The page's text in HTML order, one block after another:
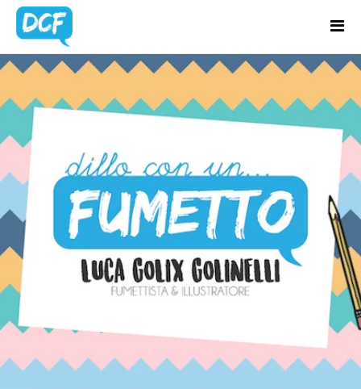
Home
Chi Sono
Lavora con me
Portfolio
Blog
Contatti
CATEGORIA:
TAZZE